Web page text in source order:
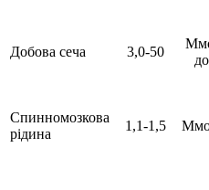
Добова сеча 3,0-50
Спинномозкова
рідина
1,1-1,5